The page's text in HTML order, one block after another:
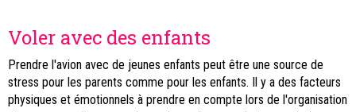
Voler avec des enfants
Prendre l'avion avec de jeunes enfants peut être une source de
stress pour les parents comme pour les enfants. Il y a des facteurs
physiques et émotionnels à prendre en compte lors de l'organisation